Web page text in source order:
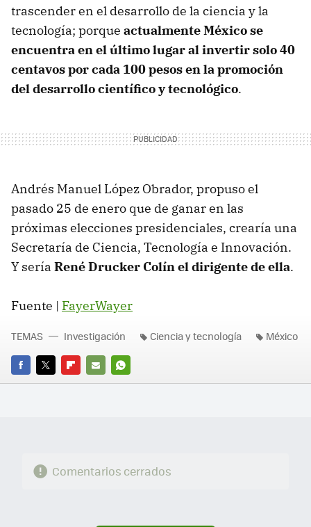
trascender en el desarrollo de la ciencia y la
tecnología; porque actualmente México se
encuentra en el último lugar al invertir solo 40
centavos por cada 100 pesos en la promoción
del desarrollo científico y tecnológico.
Andrés Manuel López Obrador, propuso el
pasado 25 de enero que de ganar en las
próximas elecciones presidenciales, crearía una
Secretaría de Ciencia, Tecnología e Innovación.
Y sería René Drucker Colín el dirigente de ella.
Fuente | FayerWayer
FACEBOOK
TWITTERFLIPBOARD
E-
WHATSAPP
TEMAS Investigación Ciencia y tecnología México
Comentarios cerrados